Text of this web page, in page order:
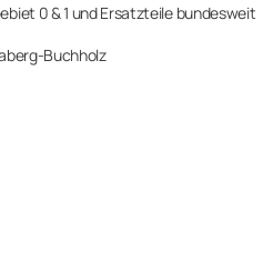
0 & 1 und Ersatzteile bundesweit
Buchholz